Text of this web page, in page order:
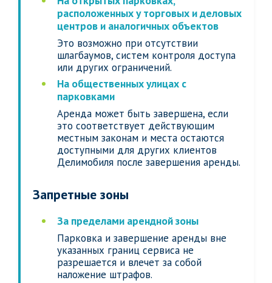
расположенных у торговых и деловых
центров и аналогичных объектов
Это возможно при отсутствии
шлагбаумов, систем контроля доступа
или других ограничений.
На общественных улицах с
парковками
Аренда может быть завершена, если
это соответствует действующим
местным законам и места остаются
доступными для других клиентов
Делимобиля после завершения аренды.
Запретные зоны
За пределами арендной зоны
Парковка и завершение аренды вне
указанных границ сервиса не
разрешается и влечет за собой
наложение штрафов.